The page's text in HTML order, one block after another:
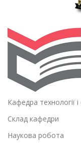
Кафедра технології
Склад кафедри
Наукова робота